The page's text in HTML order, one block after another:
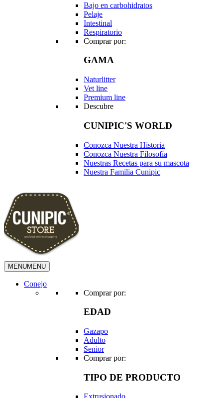
Bajo en carbohidratos
Pelaje
Intestinal
Respiratorio
Comprar por:
GAMA
Naturlitter
Vet line
Premium line
Descubre
CUNIPIC'S WORLD
Conozca Nuestra Historia
Conozca Nuestra Filosofía
Nuestras Recetas para su mascota
Nuestra Familia Cunipic
MENUMENU
Conejo
Comprar por:
EDAD
Gazapo
Adulto
Senior
Comprar por:
TIPO DE PRODUCTO